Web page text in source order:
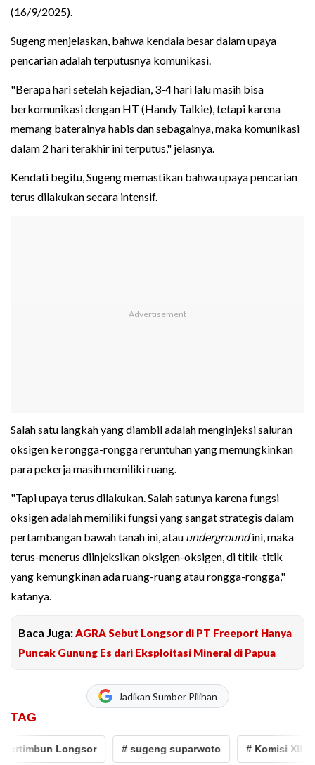
(16/9/2025).
Sugeng menjelaskan, bahwa kendala besar dalam upaya
pencarian adalah terputusnya komunikasi.
"Berapa hari setelah kejadian, 3-4 hari lalu masih bisa
berkomunikasi dengan HT (Handy Talkie), tetapi karena
memang baterainya habis dan sebagainya, maka komunikasi
dalam 2 hari terakhir ini terputus," jelasnya.
Kendati begitu, Sugeng memastikan bahwa upaya pencarian
terus dilakukan secara intensif.
Salah satu langkah yang diambil adalah menginjeksi saluran
oksigen ke rongga-rongga reruntuhan yang memungkinkan
para pekerja masih memiliki ruang.
"Tapi upaya terus dilakukan. Salah satunya karena fungsi
oksigen adalah memiliki fungsi yang sangat strategis dalam
pertambangan bawah tanah ini, atau undergroundini, maka
terus-menerus diinjeksikan oksigen-oksigen, di titik-titik
yang kemungkinan ada ruang-ruang atau rongga-rongga,"
katanya.
Baca Juga:AGRA Sebut Longsor di PT Freeport Hanya
Puncak Gunung Es dari Eksploitasi Mineral di Papua
Jadikan Sumber Pilihan
TAG
Longsor # sugeng suparwoto # Komisi XII DPR